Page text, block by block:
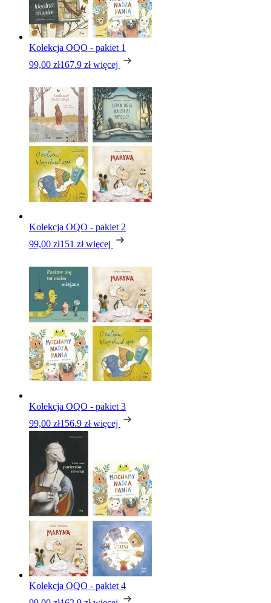
Kolekcja OQO - pakiet 1
99,00 zł167.9 zł więcej
Kolekcja OQO - pakiet 2
99,00 zł151 zł więcej
Kolekcja OQO - pakiet 3
99,00 zł156.9 zł więcej
Kolekcja OQO - pakiet 4